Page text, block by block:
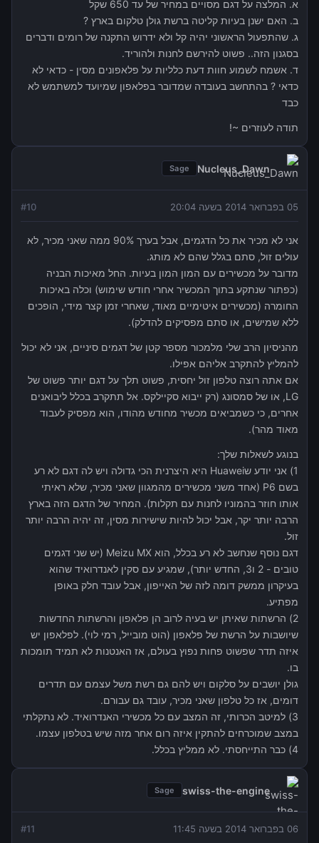
א. המלצה על דגם מסויים במחיר של עד 650 שקל
ב. האם ישנן בעיות קליטה ברשת גולן טלקום בארץ ?
ג. שהתפעול הראשוני יהיה קל ולא ידרוש התקנה של רומים ודברים
בסגנון הזה.. פשוט להירשם לחנות ולהוריד.
ד. אשמח לשמוע חוות דעת כלליות על פלאפונים מסין - כדאי לא
כדאי ? בהתחשב בעובדה שמדובר בפלאפון שמיועד למשתמש לא
כבד
תודה לעוזרים ~!
Nucleus_Dawn
Sage
05 בפברואר 2014 בשעה 20:04 #10
אני לא מכיר את כל הדגמים, אבל בערך 90% ממה שאני מכיר, לא
עולים זול, סתם בגלל שהם לא מותג.
מדובר על מכשירים עם המון המון בעיות. החל מאיכות הבניה
(כפתור שנתקע בתוך המכשיר אחרי חודש שימוש) וכלה באיכות
החומרה (מכשירים איטימיים מאוד, שאחרי זמן קצר מידי, הופכים
ללא שמישים, או סתם מפסיקים להדלק).
מהניסיון הרב שלי מלמכור מספר קטן של דגמים סיניים, אני לא יכול
להמליץ להתקרב אליהם אפילו.
אם אתה רוצה טלפון זול יחסית, פשוט תלך על דגם יותר פשוט של
LG, או של סמסונג (רק ייבוא סקיילקס. אל תתקרב בכלל ליבואנים
אחרים, כי כשמביאים מכשיר מחודש מהודו, הוא מפסיק לעבוד
מאוד מהר).
בנוגע לשאלות שלך:
1) אני יודע שHuawei היא היצרנית הכי גדולה ויש לה דגם לא רע
בשם P6 (אחד משני מכשירים מהמגוון שאני מכיר, שלא ראיתי
אותו חוזר בהמוניו לחנות עם תקלות). המחיר של הדגם הזה בארץ
הרבה יותר יקר, אבל יכול להיות שישירות מסין, זה יהיה הרבה יותר
זול.
דגם נוסף שנחשב לא רע בכלל, הוא Meizu MX (יש שני דגמים
טובים - 2 ו3, החדש יותר), שמגיע עם סקין לאנדרואיד שהוא
בעיקרון ממשק דומה לזה של האייפון, אבל עובד חלק באופן
מפתיע.
2) הרשתות שאיתן יש בעיה לרוב הן פלאפון והרשתות החדשות
שיושבות על הרשת של פלאפון (הוט מובייל, רמי לוי). לפלאפון יש
איזה תדר שפשוט פחות נפוץ בעולם, אז האנטנות לא תמיד תומכות
בו.
גולן יושבים על סלקום ויש להם גם רשת משל עצמם עם תדרים
דומים, אז כל טלפון שאני מכיר, עובד גם עבורם.
3) למיטב הכרותי, זה המצב עם כל מכשירי האנדרואיד. לא נתקלתי
במצב שמוכרחים להתקין איזה רום אחר מזה שיש בטלפון עצמו.
4) כבר התייחסתי. לא ממליץ בכלל.
swiss-the-engine
Sage
06 בפברואר 2014 בשעה 11:45 #11